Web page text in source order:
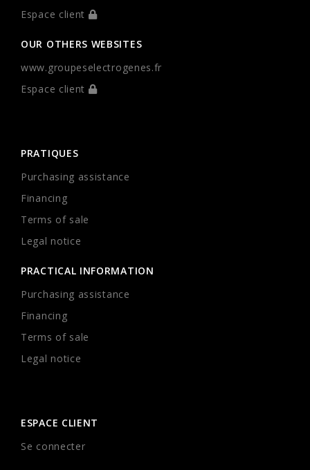
Espace client
OUR OTHERS WEBSITES
www.groupeselectrogenes.fr
Espace client
PRATIQUES
Purchasing assistance
Financing
Terms of sale
Legal notice
PRACTICAL INFORMATION
Purchasing assistance
Financing
Terms of sale
Legal notice
ESPACE CLIENT
Se connecter